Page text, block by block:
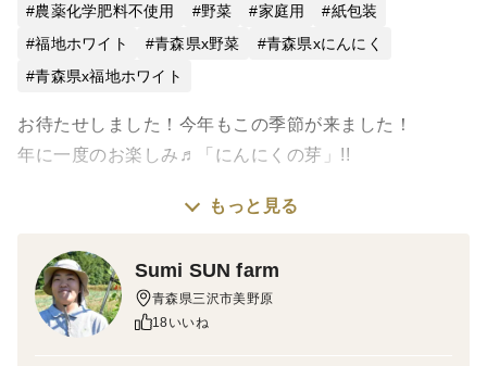
農薬化学肥料不使用 野菜 家庭用
紙包装
福地ホワイト
青森県x野菜
青森県xにんにく
青森県x福地ホワイト
お待たせしました！今年もこの季節が来ました！
年に一度のお楽しみ♬「にんにくの芽」!!
収穫前の今しか味わえない旬ものです。
す。
つぼみも茎もすべてお召し上がりいただけます。
もっと見る
Sumi SUN farm
青森県三沢市美野原
18いいね